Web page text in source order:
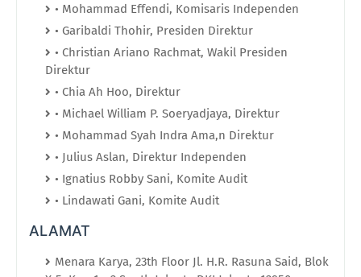
• Mohammad Effendi, Komisaris Independen
• Garibaldi Thohir, Presiden Direktur
• Christian Ariano Rachmat, Wakil Presiden
Direktur
• Chia Ah Hoo, Direktur
• Michael William P. Soeryadjaya, Direktur
• Mohammad Syah Indra Ama,n Direktur
• Julius Aslan, Direktur Independen
• Ignatius Robby Sani, Komite Audit
• Lindawati Gani, Komite Audit
ALAMAT
Menara Karya, 23th Floor Jl. H.R. Rasuna Said, Blok